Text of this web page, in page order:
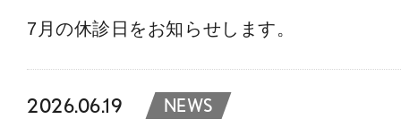
7月の休診日をお知らせします。
2026.06.19 NEWS